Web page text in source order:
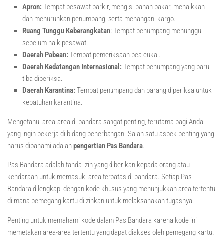
Apron: Tempat pesawat parkir, mengisi bahan bakar, menaikkan
dan menurunkan penumpang, serta menangani kargo.
Ruang Tunggu Keberangkatan: Tempat penumpang menunggu
sebelum naik pesawat.
Daerah Pabean: Tempat pemeriksaan bea cukai.
Daerah Kedatangan Internasional: Tempat penumpang yang baru
tiba diperiksa.
Daerah Karantina: Tempat penumpang dan barang diperiksa untuk
kepatuhan karantina.
Mengetahui area-area di bandara sangat penting, terutama bagi Anda
yang ingin bekerja di bidang penerbangan. Salah satu aspek penting yang
harus dipahami adalahpengertian Pas Bandara.
Pas Bandara adalah tanda izin yang diberikan kepada orang atau
kendaraan untuk memasuki area terbatas di bandara. Setiap Pas
Bandara dilengkapi dengan kode khusus yang menunjukkan area tertentu
di mana pemegang kartu diizinkan untuk melaksanakan tugasnya.
Penting untuk memahami kode dalam Pas Bandara karena kode ini
memetakan area-area tertentu yang dapat diakses oleh pemegang kartu.